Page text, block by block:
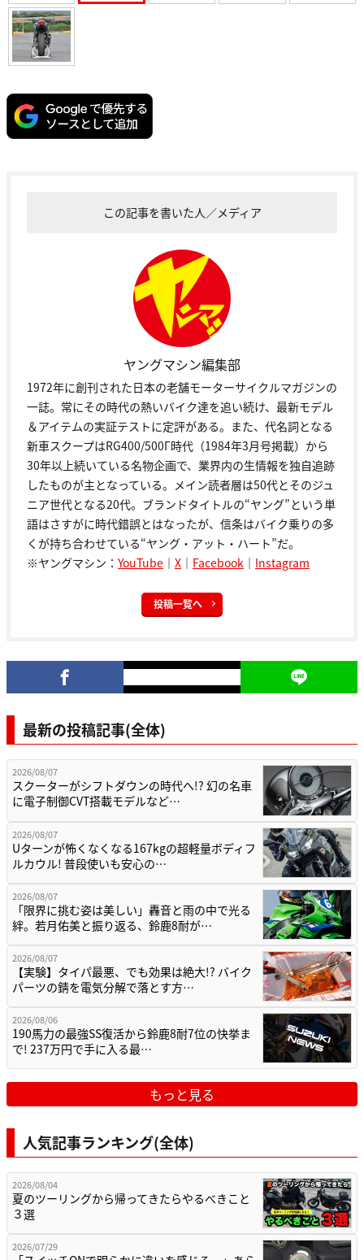
この記事を書いた人／メディア
ヤングマシン編集部
1972年に創刊された日本の老舗モーターサイクルマガジンの
一誌。常にその時代の熱いバイク達を追い続け、最新モデル
＆アイテムの実証テストに定評がある。また、代名詞となる
新車スクープはRG400/500Γ時代（1984年3月号掲載）から
30年以上続いている名物企画で、業界内の生情報を独自追跡
したものが主となっている。メイン読者層は50代とそのジュ
ニア世代となる20代。ブランドタイトルの“ヤング”という単
語はさすがに時代錯誤とはなったが、信条はバイク乗りの多
くが持ち合わせている“ヤング・アット・ハート”だ。
※ヤングマシン： YouTube ｜ X ｜ Facebook ｜ Instagram
投稿一覧へ
最新の投稿記事(全体)
2026/08/07
スクーターがシフトダウンの時代へ!? 幻の名車
に電子制御CVT搭載モデルなど…
2026/08/07
Uターンが怖くなくなる167kgの超軽量ボディフ
ルカウル! 普段使いも安心の…
2026/08/07
「限界に挑む姿は美しい」轟音と雨の中で光る
絆。若月佑美と振り返る、鈴鹿8耐が…
2026/08/07
【実験】タイパ最悪、でも効果は絶大!? バイク
パーツの錆を電気分解で落とす方…
2026/08/06
190馬力の最強SS復活から鈴鹿8耐7位の快挙ま
で! 237万円で手に入る最…
もっと見る
人気記事ランキング(全体)
2026/08/04
夏のツーリングから帰ってきたらやるべきこと
３選
2026/07/29